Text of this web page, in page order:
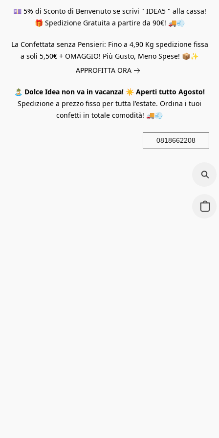
💷 5% di Sconto di Benvenuto se scrivi " IDEA5 " alla cassa!
🎁 Spedizione Gratuita a partire da 90€! 🚚💨
La Confettata senza Pensieri: Fino a 4,90 Kg spedizione fissa
a soli 5,50€ + OMAGGIO! Più Gusto, Meno Spese! 📦✨
APPROFITTA ORA
🏝️ Dolce Idea non va in vacanza! ☀️ Aperti tutto Agosto!
Spedizione a prezzo fisso per tutta l'estate. Ordina i tuoi
confetti in totale comodità! 🚚💨
0818662208